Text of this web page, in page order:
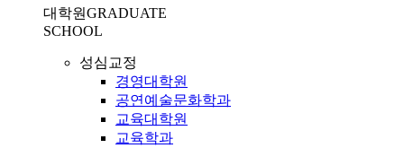
대학원GRADUATE
SCHOOL
성심교정
경영대학원
공연예술문화학과
교육대학원
교육학과